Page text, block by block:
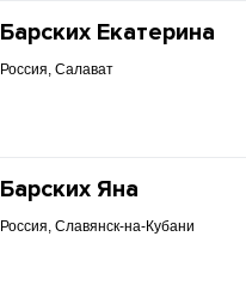
Барских Екатерина
Россия, Салават
Барских Яна
Россия, Славянск-на-Кубани